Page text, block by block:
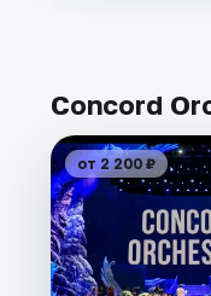
Concord
от 2 200 ₽